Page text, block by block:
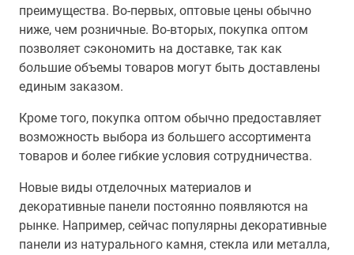
преимущества. Во-первых, оптовые цены обычно
ниже, чем розничные. Во-вторых, покупка оптом
позволяет сэкономить на доставке, так как
большие объемы товаров могут быть доставлены
единым заказом.
Кроме того, покупка оптом обычно предоставляет
возможность выбора из большего ассортимента
товаров и более гибкие условия сотрудничества.
Новые виды отделочных материалов и
декоративные панели постоянно появляются на
рынке. Например, сейчас популярны декоративные
панели из натурального камня, стекла или металла,